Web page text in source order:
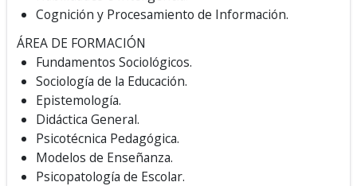
Cognición y Procesamiento de Información.
ÁREA DE FORMACIÓN
Fundamentos Sociológicos.
Sociología de la Educación.
Epistemología.
Didáctica General.
Psicotécnica Pedagógica.
Modelos de Enseñanza.
Psicopatología de Escolar.